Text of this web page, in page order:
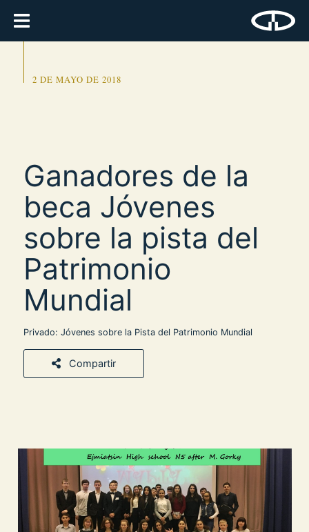
2 DE MAYO DE 2018
Ganadores de la
beca Jóvenes
sobre la pista del
Patrimonio
Mundial
Privado: Jóvenes sobre la Pista del Patrimonio Mundial
Compartir